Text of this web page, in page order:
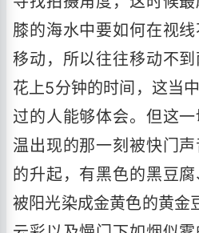
膝的海水中要如何在视
移动，所以往往移动不
花上5分钟的时间，这当
过的人能够体会。但这
温出现的那一刻被快门
的升起，有黑色的黑豆腐
被阳光染成金黄色的黄